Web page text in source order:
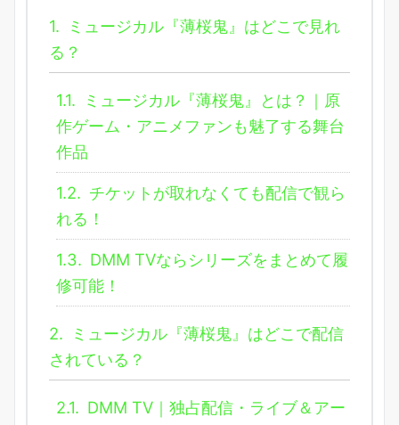
1.
ミュージカル『薄桜鬼』はどこで見れ
る？
1.1.
ミュージカル『薄桜鬼』とは？｜原
作ゲーム・アニメファンも魅了する舞台
作品
1.2. チケットが取れなくても配信で観ら
れる！
1.3. DMM TVならシリーズをまとめて履
修可能！
2.
ミュージカル『薄桜鬼』はどこで配信
されている？
2.1. DMM TV｜独占配信・ライブ＆アー